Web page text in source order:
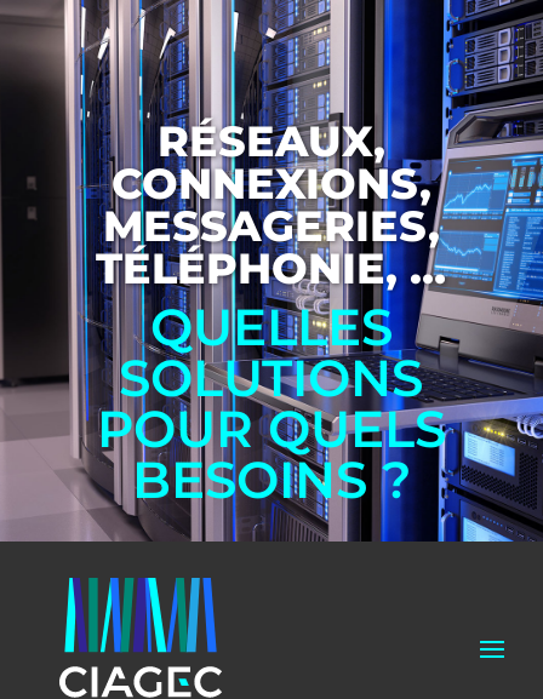
RÉSEAUX,
CONNEXIONS,
MESSAGERIES,
TÉLÉPHONIE, …
QUELLES
SOLUTIONS
POUR QUELS
BESOINS ?